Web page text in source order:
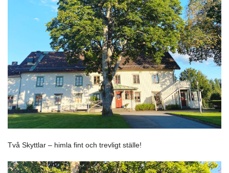
Två Skyttlar – himla fint och trevligt ställe!